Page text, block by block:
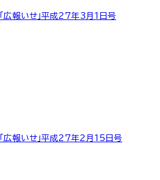
「広報いせ」平成27年3月1日号
「広報いせ」平成27年2月15日号